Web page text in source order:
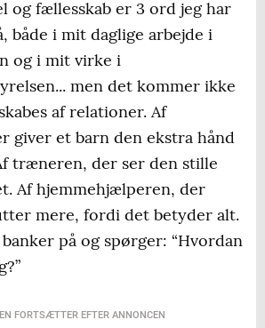
og fællesskab er 3 ord jeg har
både i mit daglige arbejde i
og i mit virke i
men det kommer ikke
af relationer. Af
giver et barn den ekstra hånd
træneren, der ser den stille
Af hjemmehjælperen, der
mere, fordi det betyder alt.
på og spørger: “Hvordan
FORTSÆTTER EFTER ANNONCEN